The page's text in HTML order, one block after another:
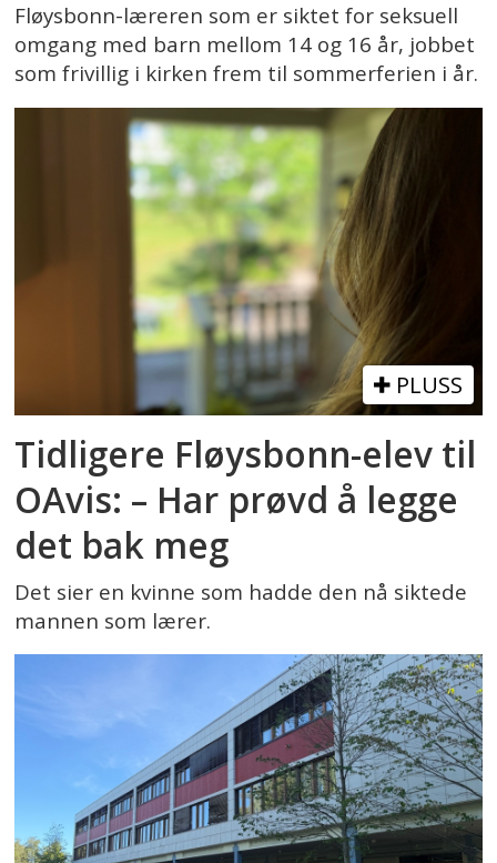
Fløysbonn-læreren som er siktet for seksuell
omgang med barn mellom 14 og 16 år, jobbet
som frivillig i kirken frem til sommerferien i år.
PLUSS
Tidligere Fløysbonn-elev til
OAvis: – Har prøvd å legge
det bak meg
Det sier en kvinne som hadde den nå siktede
mannen som lærer.